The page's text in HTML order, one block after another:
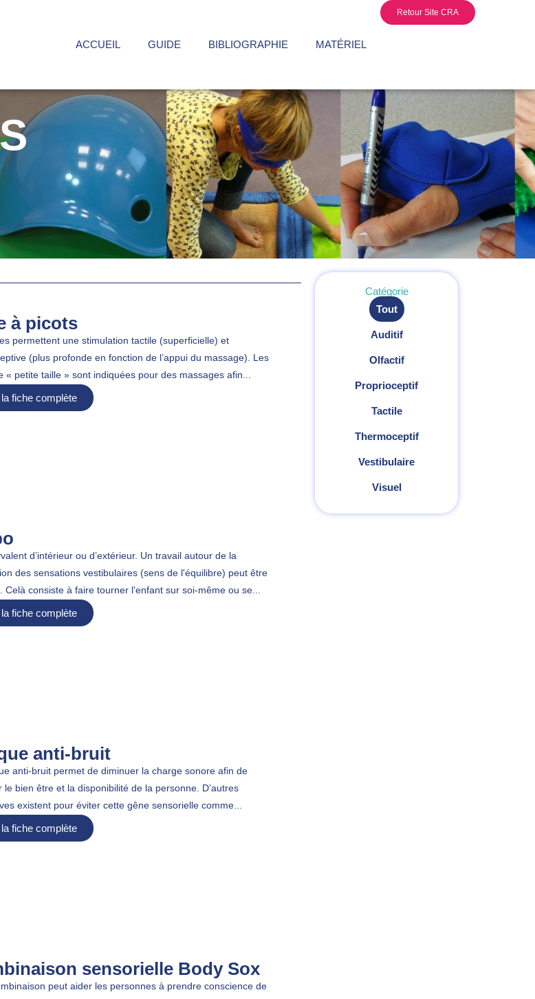
ACCUEIL GUIDE BIBLIOGRAPHIE MATÉRIEL
Retour Site CRA
à picots
permettent une stimulation tactile (superficielle) et
(plus profonde en fonction de l’appui du massage). Les
« petite taille » sont indiquées pour des massages afin...
fiche complète
d’intérieur ou d’extérieur. Un travail autour de la
des sensations vestibulaires (sens de l'équilibre) peut être
Celà consiste à faire tourner l'enfant sur soi-même ou se...
fiche complète
anti-bruit
anti-bruit permet de diminuer la charge sonore afin de
le bien être et la disponibilité de la personne. D’autres
existent pour éviter cette gêne sensorielle comme...
fiche complète
sensorielle Body Sox
peut aider les personnes à prendre conscience de
Catégorie
Auditif
Olfactif
Proprioceptif
Tactile
Thermoceptif
Vestibulaire
Visuel
Tout